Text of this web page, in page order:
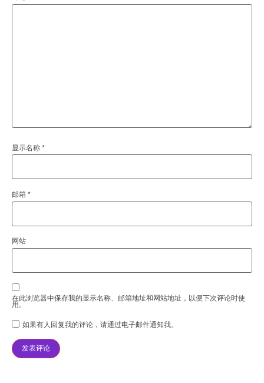
显示名称 *
邮箱 *
网站
在此浏览器中保存我的显示名称、邮箱地址和网站地址，以便下次评论时使
用。
如果有人回复我的评论，请通过电子邮件通知我。